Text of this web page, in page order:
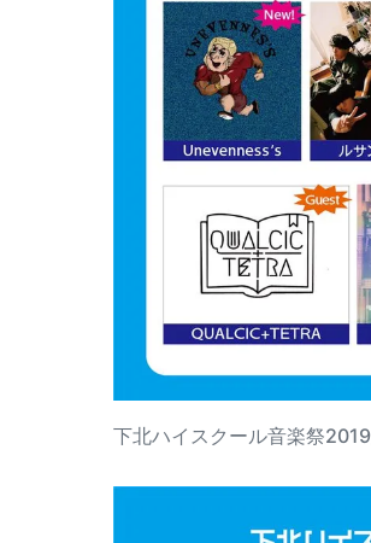
下北ハイスクール音楽祭